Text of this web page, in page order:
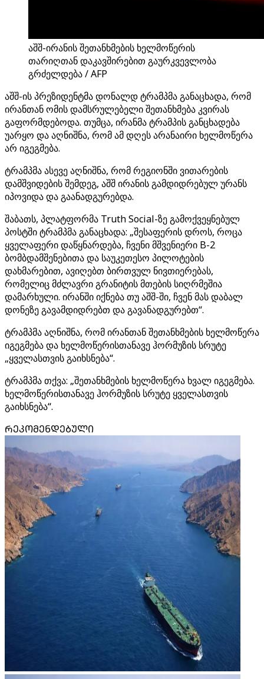
აშშ-ირანის შეთანხმების ხელმოწერის
თარიღთან დაკავშირებით გაურკვევლობა
გრძელდება / AFP
აშშ-ის პრეზიდენტმა დონალდ ტრამპმა განაცხადა, რომ
ირანთან ომის დამსრულებელი შეთანხმება კვირას
გაფორმდებოდა. თუმცა, ირანმა ტრამპის განცხადება
უარყო და აღნიშნა, რომ ამ დღეს არანაირი ხელმოწერა
არ იგეგმება.
ტრამპმა ასევე აღნიშნა, რომ რეგიონში ვითარების
დამშვიდების შემდეგ, აშშ ირანის გამდიდრებულ ურანს
იპოვიდა და გაანადგურებდა.
შაბათს, პლატფორმა Truth Social-ზე გამოქვეყნებულ
პოსტში ტრამპმა განაცხადა: „შესაფერის დროს, როცა
ყველაფერი დაწყნარდება, ჩვენი მშვენიერი B-2
ბომბდამშენებითა და საუკეთესო პილოტების
დახმარებით, ავიღებთ ბირთვულ ნივთიერებას,
რომელიც მძლავრი გრანიტის მთების სიღრმეშია
დამარხული. ირანში იქნება თუ აშშ-ში, ჩვენ მას დაბალ
დონეზე გავამდიდრებთ და გავანადგურებთ“.
ტრამპმა აღნიშნა, რომ ირანთან შეთანხმების ხელმოწერა
იგეგმება და ხელმოწერისთანავე ჰორმუზის სრუტე
„ყველასთვის გაიხსნება“.
ტრამპმა თქვა: „შეთანხმების ხელმოწერა ხვალ იგეგმება.
ხელმოწერისთანავე ჰორმუზის სრუტე ყველასთვის
გაიხსნება“.
ᲠᲔᲙᲝᲛᲔᲜᲓᲔᲑᲣᲚᲘ